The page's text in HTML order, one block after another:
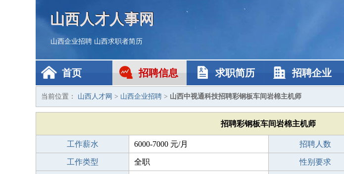
山西人才人事网
山西企业招聘 山西求职者简历
首页 招聘信息 求职简历 招聘企业
当前位置： 山西人才网 > 山西企业招聘 > 山西中视通科技招聘彩钢板车间岩棉主机师
招聘彩钢板车间岩棉主机师
工作薪水 6000-7000 元/月 招聘人数
工作类型 全职 性别要求